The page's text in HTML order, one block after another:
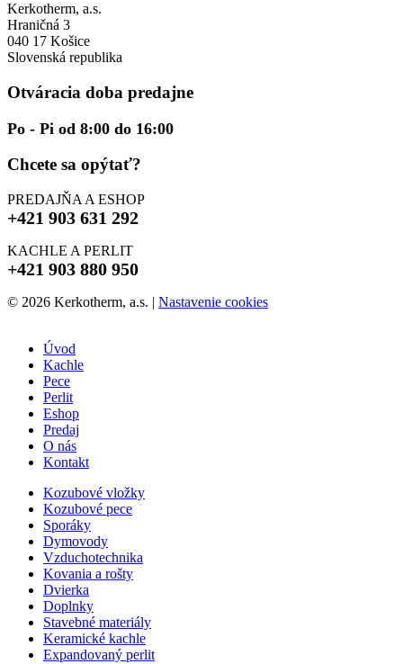
Kerkotherm, a.s.
Hraničná 3
040 17 Košice
Slovenská republika
Otváracia doba predajne
Po - Pi od 8:00 do 16:00
Chcete sa opýtať?
PREDAJŇA A ESHOP
+421 903 631 292
KACHLE A PERLIT
+421 903 880 950
© 2026 Kerkotherm, a.s. | Nastavenie cookies
Úvod
Kachle
Pece
Perlit
Eshop
Predaj
O nás
Kontakt
Kozubové vložky
Kozubové pece
Sporáky
Dymovody
Vzduchotechnika
Kovania a rošty
Dvierka
Doplnky
Stavebné materiály
Keramické kachle
Expandovaný perlit